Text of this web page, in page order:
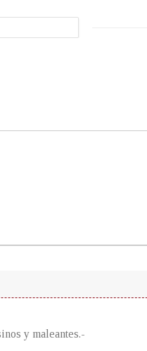
y maleantes.-